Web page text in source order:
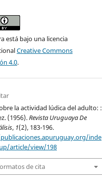
está bajo una licencia
Creative Commons
4.0.
la actividad lúdica del adulto: :
(1956).Revista Uruguaya De
, 1(2), 183-196.
inde
article/view/198
de cita